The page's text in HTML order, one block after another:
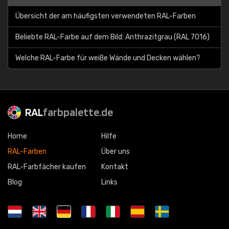
Übersicht der am häufigsten verwendeten RAL-Farben
Beliebte RAL-Farbe auf dem Bild: Anthrazitgrau (RAL 7016)
Welche RAL-Farbe für weiße Wände und Decken wählen?
RALfarbpalette.de
Home
RAL-Farben
RAL-Farbfächer kaufen
Blog
Hilfe
Über uns
Kontakt
Links